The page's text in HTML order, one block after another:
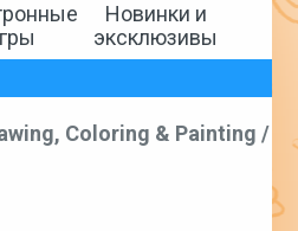
Новинки и
эксклюзивы
Coloring & Painting /